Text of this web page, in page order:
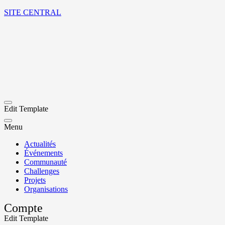
SITE CENTRAL
Edit Template
Menu
Actualités
Événements
Communauté
Challenges
Projets
Organisations
Compte
Edit Template